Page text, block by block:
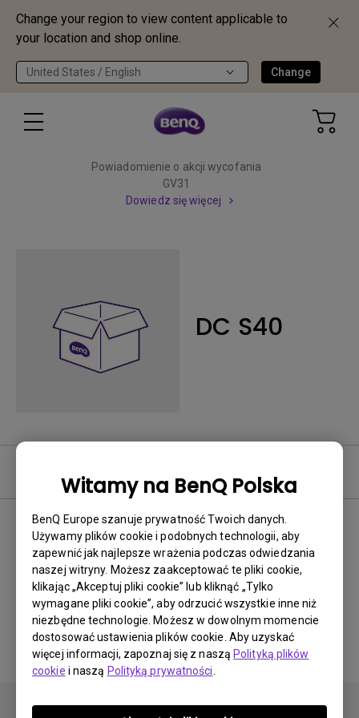
Change your region to view content applicable to
your location and shop online.
United States / English Change
Witamy na BenQ Polska
BenQ Europe szanuje prywatność Twoich danych.
Używamy plików cookie i podobnych technologii, aby
zapewnić jak najlepsze wrażenia podczas odwiedzania
naszej witryny. Możesz zaakceptować te pliki cookie,
klikając „Akceptuj pliki cookie” lub kliknąć „Tylko
wymagane pliki cookie”, aby odrzucić wszystkie inne niż
niezbędne technologie. Możesz w dowolnym momencie
dostosować ustawienia plików cookie. Aby uzyskać
więcej informacji, zapoznaj się z naszą Polityką plików
cookie i naszą Polityką prywatności
Powiadomienie o akcji wycofania
GV31
Dowiedz się więcej
DC S40
Oprogramowanie
Brak powiązanego
oprogramowania i
sterownika